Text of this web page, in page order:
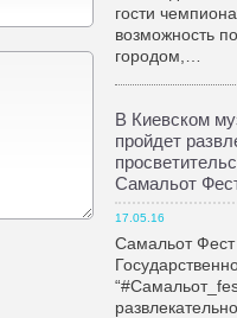
гости
возможность
городом,…
В Киевском
пройдет
Самальот
17.05.16
Самальот Фест